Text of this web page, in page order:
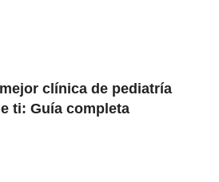
clínica de pediatría
ti: Guía completa